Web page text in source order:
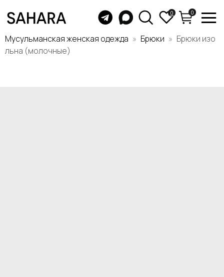
Мусульманская женская одежда Брюки
Брюки изо
льна (молочные)